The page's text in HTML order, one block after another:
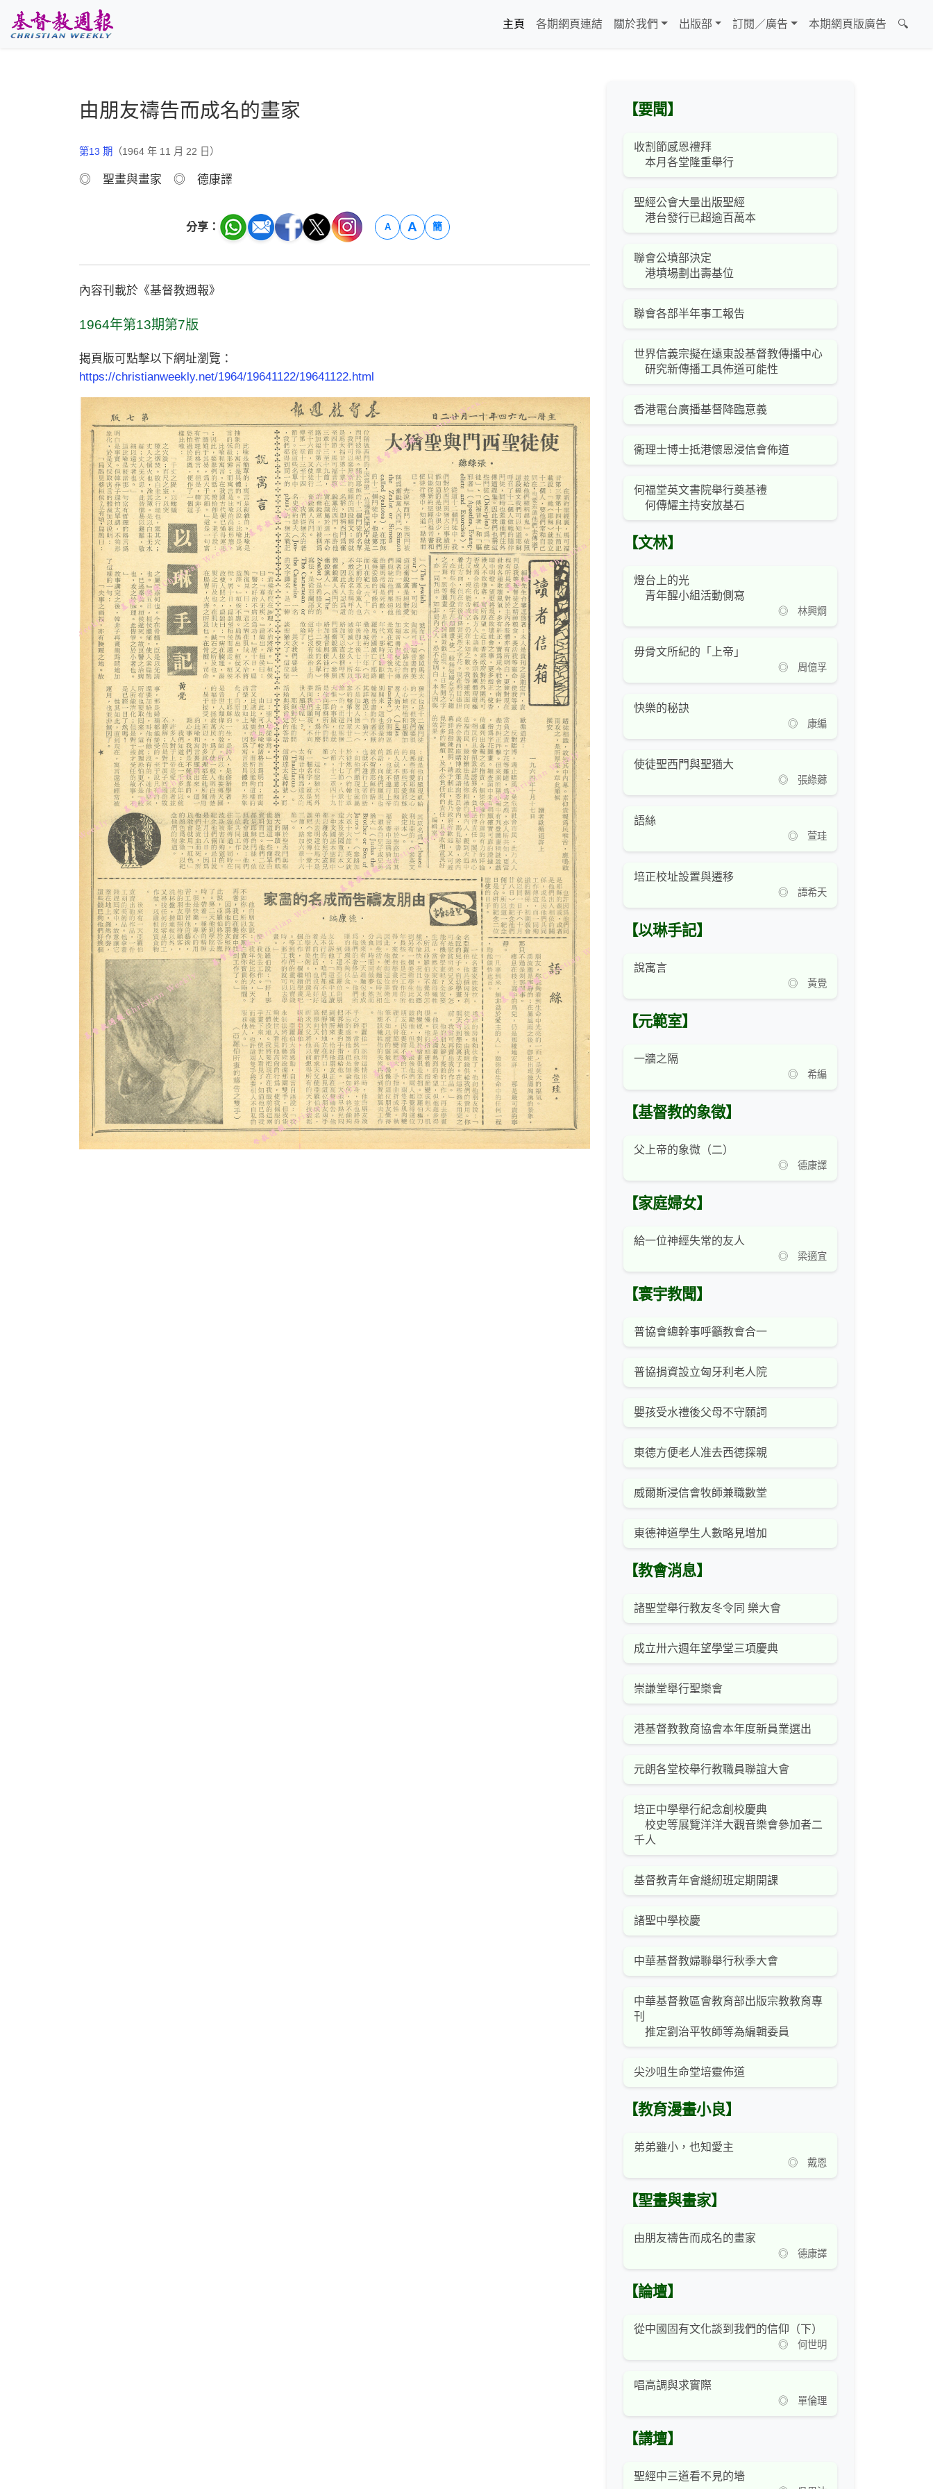
主頁
各期網頁連結 關於我們 出版部 訂閱／廣告 本期網頁版廣告 🔍
由朋友禱告而成名的畫家
第13 期 （1964 年 11 月 22 日）
◎ 聖畫與畫家 ◎ 德康譯
分享： A A 簡
內容刊載於《基督教週報》
1964年第13期第7版
揭頁版可點擊以下網址瀏覽：
https://christianweekly.net/1964/19641122/19641122.html
【要聞】
收割節感恩禮拜
本月各堂隆重舉行
聖經公會大量出版聖經
港台發行已超逾百萬本
聯會公墳部決定
港墳場劃出壽基位
聯會各部半年事工報告
世界信義宗擬在遠東設基督教傳播中心
研究新傳播工具佈道可能性
香港電台廣播基督降臨意義
衞理士博士抵港懷恩浸信會佈道
何福堂英文書院舉行奠基禮
何傳耀主持安放基石
【文林】
燈台上的光
青年醒小組活動側寫
◎ 林興烱
毋骨文所紀的「上帝」
◎ 周億孚
快樂的秘訣
◎ 康編
使徒聖西門與聖猶大
◎ 張綠薌
語絲
◎ 萱珪
培正校址設置與遷移
◎ 譚希天
【以琳手記】
說寓言
◎ 黃覺
【元範室】
一牆之隔
◎ 希編
【基督教的象徵】
父上帝的象微（二）
◎ 德康譯
【家庭婦女】
給一位神經失常的友人
◎ 梁適宜
【寰宇教聞】
普協會總幹事呼籲教會合一
普協捐資設立匈牙利老人院
嬰孩受水禮後父母不守願詞
東德方便老人准去西德探親
威爾斯浸信會牧師兼職數堂
東德神道學生人數略見增加
【教會消息】
諸聖堂舉行教友冬令同 樂大會
成立卅六週年望學堂三項慶典
崇謙堂舉行聖樂會
港基督教教育協會本年度新員業選出
元朗各堂校舉行教職員聯誼大會
培正中學舉行紀念創校慶典
校史等展覽洋洋大觀音樂會參加者二
千人
基督教青年會縫紉班定期開課
諸聖中學校慶
中華基督教婦聯舉行秋季大會
中華基督教區會教育部出版宗教教育專
刊
推定劉治平牧師等為編輯委員
尖沙咀生命堂培靈佈道
【教育漫畫小良】
弟弟雖小，也知愛主
◎ 戴恩
【聖畫與畫家】
由朋友禱告而成名的畫家
◎ 德康譯
【論壇】
從中國固有文化談到我們的信仰（下）
◎ 何世明
唱高調與求實際
◎ 單倫理
【講壇】
聖經中三道看不見的墻